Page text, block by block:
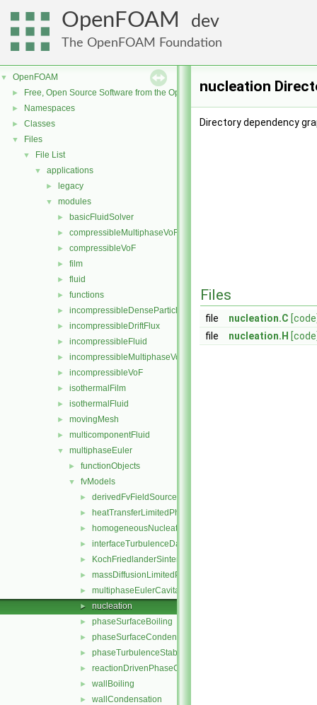
OpenFOAM dev
The OpenFOAM Foundation
▼ OpenFOAM
► Free, Open Source Software from the OpenFOAM Foundation
► Namespaces
► Classes
▼ Files
▼ File List
▼ applications
► legacy
▼ modules
► basicFluidSolver
► compressibleMultiphaseVoF
► compressibleVoF
► film
► fluid
► functions
► incompressibleDenseParticleFluid
► incompressibleDriftFlux
► incompressibleFluid
► incompressibleMultiphaseVoF
► incompressibleVoF
► isothermalFilm
► isothermalFluid
► movingMesh
► multicomponentFluid
▼ multiphaseEuler
► functionObjects
▼ fvModels
► derivedFvFieldSources
► heatTransferLimitedPhaseChange
► homogeneousNucleation
► interfaceTurbulenceDamping
► KochFriedlanderSintering
► massDiffusionLimitedPhaseChange
► multiphaseEulerCavitation
► nucleation
► phaseSurfaceBoiling
► phaseSurfaceCondensation
► phaseTurbulenceStabilisation
► reactionDrivenPhaseChange
► wallBoiling
► wallCondensation
nucleation
Directory dependency
Files
file nucleation.C
file
nucleation.H